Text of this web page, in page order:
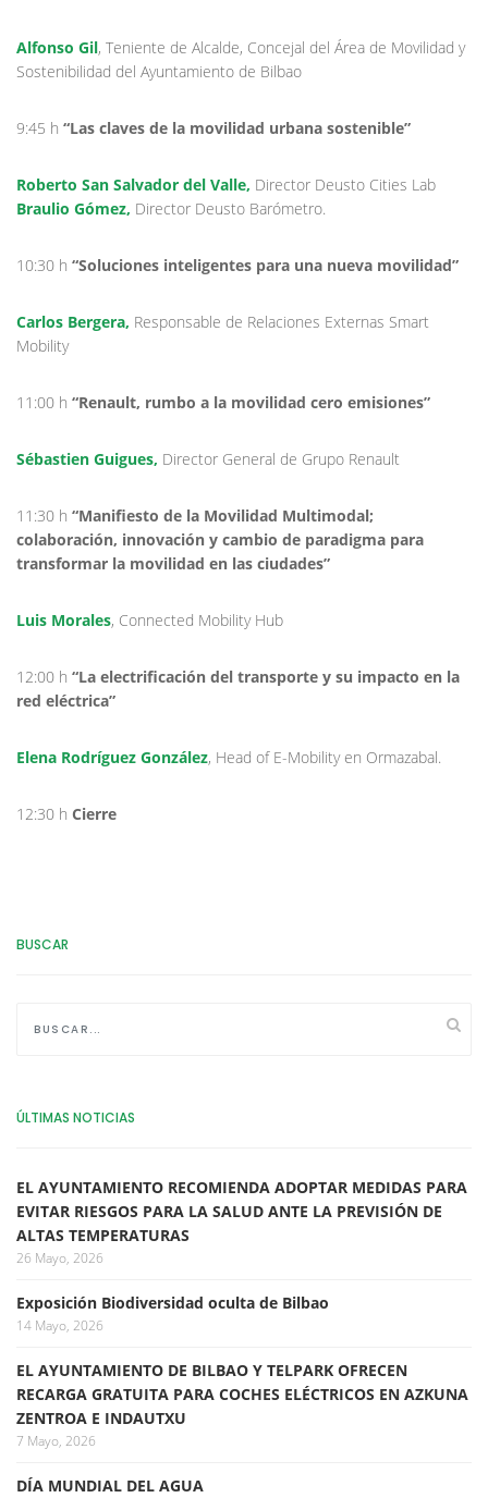
Alfonso Gil, Teniente de Alcalde, Concejal del Área de Movilidad y
Sostenibilidad del Ayuntamiento de Bilbao
9:45 h “Las claves de la movilidad urbana sostenible”
Roberto San Salvador del Valle, Director Deusto Cities Lab
Braulio Gómez, Director Deusto Barómetro.
10:30 h “Soluciones inteligentes para una nueva movilidad”
Carlos Bergera, Responsable de Relaciones Externas Smart
Mobility
11:00 h “Renault, rumbo a la movilidad cero emisiones”
Sébastien Guigues, Director General de Grupo Renault
11:30 h “Manifiesto de la Movilidad Multimodal;
colaboración, innovación y cambio de paradigma para
transformar la movilidad en las ciudades”
Luis Morales, Connected Mobility Hub
12:00 h “La electrificación del transporte y su impacto en la
red eléctrica”
Elena Rodríguez González, Head of E-Mobility en Ormazabal.
12:30 h Cierre
BUSCAR
ÚLTIMAS NOTICIAS
EL AYUNTAMIENTO RECOMIENDA ADOPTAR MEDIDAS PARA
EVITAR RIESGOS PARA LA SALUD ANTE LA PREVISIÓN DE
ALTAS TEMPERATURAS
26 Mayo, 2026
Exposición Biodiversidad oculta de Bilbao
14 Mayo, 2026
EL AYUNTAMIENTO DE BILBAO Y TELPARK OFRECEN
RECARGA GRATUITA PARA COCHES ELÉCTRICOS EN AZKUNA
ZENTROA E INDAUTXU
7 Mayo, 2026
DÍA MUNDIAL DEL AGUA